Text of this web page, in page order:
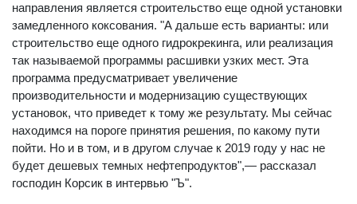
направления является строительство еще одной установки
замедленного коксования. "А дальше есть варианты: или
строительство еще одного гидрокрекинга, или реализация
так называемой программы расшивки узких мест. Эта
программа предусматривает увеличение
производительности и модернизацию существующих
установок, что приведет к тому же результату. Мы сейчас
находимся на пороге принятия решения, по какому пути
пойти. Но и в том, и в другом случае к 2019 году у нас не
будет дешевых темных нефтепродуктов",— рассказал
господин Корсик в интервью "Ъ".